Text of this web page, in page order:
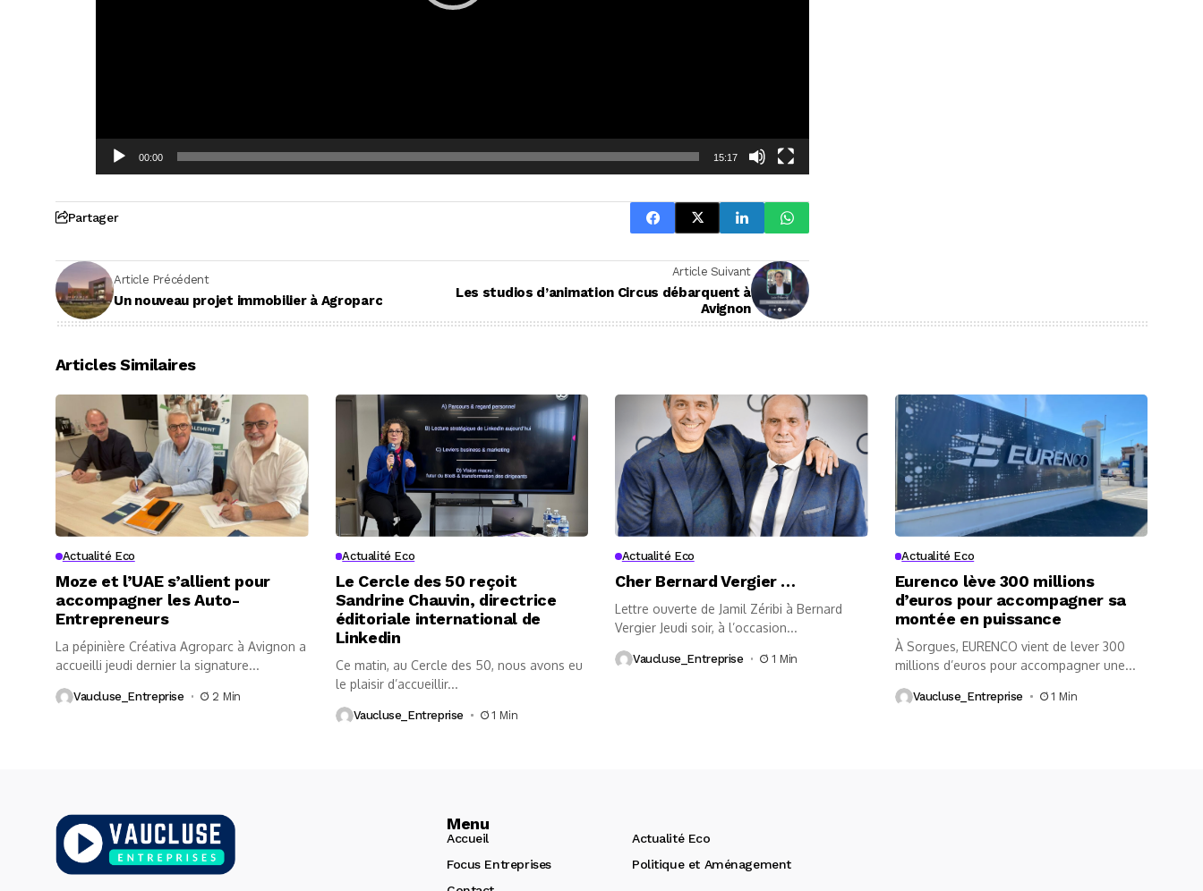
00:00 15:17
Partager
Article Précédent
Un nouveau projet immobilier à Agroparc
Article Suivant
Les studios d’animation Circus débarquent à
Avignon
Articles Similaires
Actualité Eco
Moze et l’UAE s’allient pour
accompagner les Auto-
Entrepreneurs
La pépinière Créativa Agroparc à Avignon a
accueilli jeudi dernier la signature...
Vaucluse_Entreprise 2 Min
Actualité Eco
Le Cercle des 50 reçoit
Sandrine Chauvin, directrice
éditoriale international de
Linkedin
Ce matin, au Cercle des 50, nous avons eu
le plaisir d’accueillir...
Vaucluse_Entreprise 1 Min
Actualité Eco
Cher Bernard Vergier …
Lettre ouverte de Jamil Zéribi à Bernard
Vergier Jeudi soir, à l’occasion...
Vaucluse_Entreprise 1 Min
Actualité Eco
Eurenco lève 300 millions
d’euros pour accompagner sa
montée en puissance
À Sorgues, EURENCO vient de lever 300
millions d’euros pour accompagner une...
Vaucluse_Entreprise 1 Min
Menu
Accueil
Actualité Eco
Focus Entreprises
Politique et Aménagement